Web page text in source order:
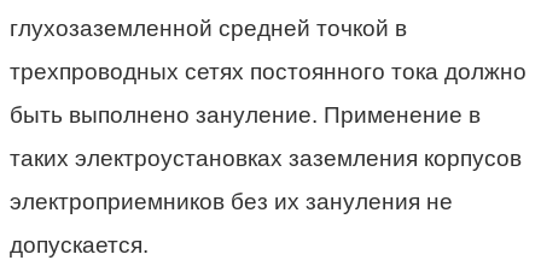
глухозаземленной средней точкой в
трехпроводных сетях постоянного тока должно
быть выполнено зануление. Применение в
таких электроустановках заземления корпусов
электроприемников без их зануления не
допускается.